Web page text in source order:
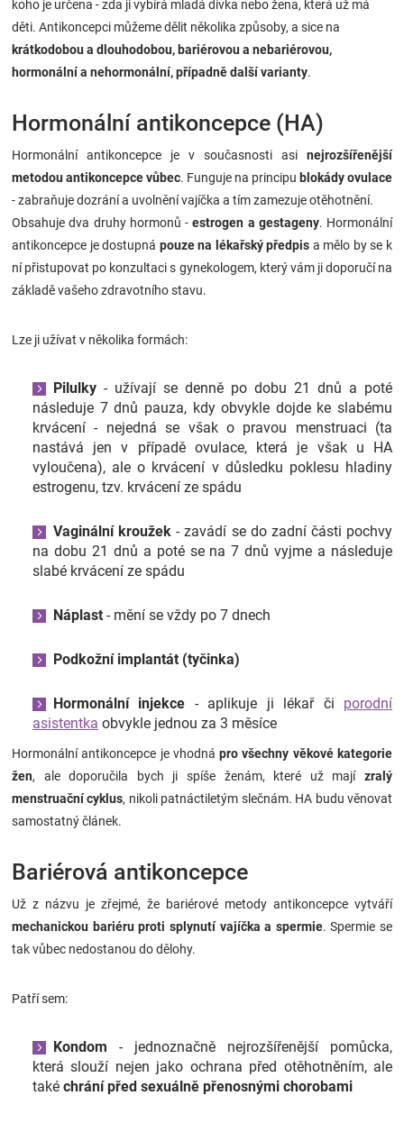
Přihlášení
koho je určena - zda ji vybírá mladá dívka nebo žena, která už má
děti. Antikoncepci můžeme dělit několika způsoby, a sice na
krátkodobou a dlouhodobou, bariérovou a nebariérovou,
hormonální a nehormonální, případně další varianty.
Hormonální antikoncepce (HA)
Hormonální antikoncepce je v současnosti asi nejrozšířenější
metodou antikoncepce vůbec. Funguje na principu blokády ovulace
- zabraňuje dozrání a uvolnění vajíčka a tím zamezuje otěhotnění.
Obsahuje dva druhy hormonů -estrogen a gestageny. Hormonální
antikoncepce je dostupná pouze na lékařský předpis a mělo by se k
ní přistupovat po konzultaci s gynekologem, který vám ji doporučí na
základě vašeho zdravotního stavu.
Lze ji užívat v několika formách:
Pilulky - užívají se denně po dobu 21 dnů a poté
následuje 7 dnů pauza, kdy obvykle dojde ke slabému
krvácení - nejedná se však o pravou menstruaci (ta
nastává jen v případě ovulace, která je však u HA
vyloučena), ale o krvácení v důsledku poklesu hladiny
estrogenu, tzv. krvácení ze spádu
Vaginální kroužek- zavádí se do zadní části pochvy
na dobu 21 dnů a poté se na 7 dnů vyjme a následuje
slabé krvácení ze spádu
Náplast - mění se vždy po 7 dnech
Podkožní implantát (tyčinka)
Hormonální injekce - aplikuje ji lékař či porodní
asistentka obvykle jednou za 3 měsíce
Hormonální antikoncepce je vhodnápro všechny věkové kategorie
žen, ale doporučila bych ji spíše ženám, které už mají zralý
menstruační cyklus, nikoli patnáctiletým slečnám. HA budu věnovat
samostatný článek.
Bariérová antikoncepce
Už z názvu je zřejmé, že bariérové metody antikoncepce vytváří
mechanickou bariéru proti splynutí vajíčka a spermie. Spermie se
tak vůbec nedostanou do dělohy.
Patří sem:
Kondom - jednoznačně nejrozšířenější pomůcka,
která slouží nejen jako ochrana před otěhotněním, ale
také chrání před sexuálně přenosnými chorobami